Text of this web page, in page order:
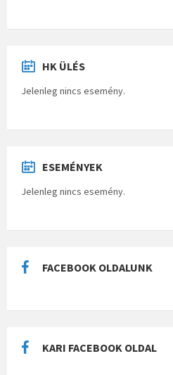
HK ÜLÉS
Jelenleg nincs esemény.
ESEMÉNYEK
Jelenleg nincs esemény.
FACEBOOK OLDALUNK
KARI FACEBOOK OLDAL